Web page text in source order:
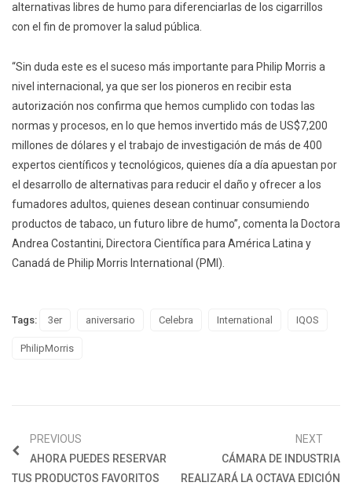
alternativas libres de humo para diferenciarlas de los cigarrillos
con el fin de promover la salud pública.
“Sin duda este es el suceso más importante para Philip Morris a
nivel internacional, ya que ser los pioneros en recibir esta
autorización nos confirma que hemos cumplido con todas las
normas y procesos, en lo que hemos invertido más de US$7,200
millones de dólares y el trabajo de investigación de más de 400
expertos científicos y tecnológicos, quienes día a día apuestan por
el desarrollo de alternativas para reducir el daño y ofrecer a los
fumadores adultos, quienes desean continuar consumiendo
productos de tabaco, un futuro libre de humo”, comenta la Doctora
Andrea Costantini, Directora Científica para América Latina y
Canadá de Philip Morris International (PMI).
Tags: 3er aniversario Celebra International IQOS
PhilipMorris
PREVIOUS
AHORA PUEDES RESERVAR
TUS PRODUCTOS FAVORITOS
NEXT
CÁMARA DE INDUSTRIA
REALIZARÁ LA OCTAVA EDICIÓN